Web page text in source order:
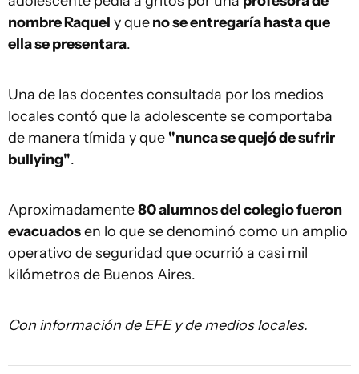
nombre Raquel y queno se entregaría hasta que
ella se presentara.
Una de las docentes consultada por los medios
locales contó que la adolescente se comportaba
de manera tímida y que "nunca se quejó de sufrir
bullying".
Aproximadamente80 alumnos del colegio fueron
evacuadosen lo que se denominó como un amplio
operativo de seguridad que ocurrió a casi mil
kilómetros de Buenos Aires.
Con información de EFE y de medios locales.